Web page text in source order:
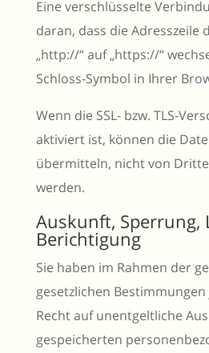
Eine verschlüsselte
daran, dass die Adresszeile
„http://“ auf „https://“
Schloss-Symbol in Ihrer
Wenn die SSL- bzw. TLS-
aktiviert ist, können die
übermitteln, nicht von
werden.
Auskunft, Sperrung,
Berichtigung
Sie haben im Rahmen der
gesetzlichen
Recht auf unentgeltliche
gespeicherten